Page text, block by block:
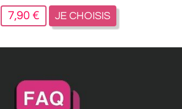
7,90 € JE CHOISIS